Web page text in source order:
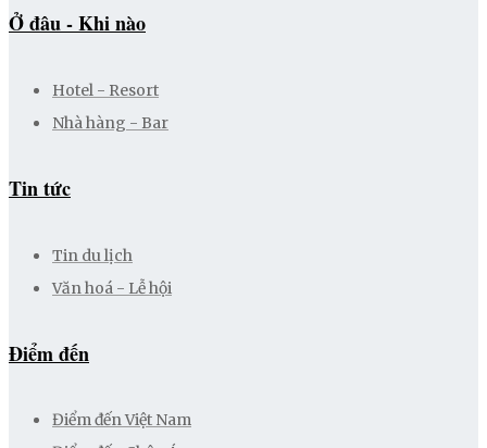
Ở đâu - Khi nào
Hotel - Resort
Nhà hàng - Bar
Tin tức
Tin du lịch
Văn hoá - Lễ hội
Điểm đến
Điểm đến Việt Nam